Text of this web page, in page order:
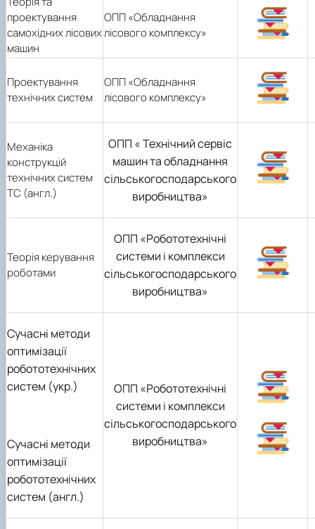
проектування
самохідних лісових
машин
ОПП «Обладнання
лісового комплексу»
Проектування
технічних систем
ОПП «Обладнання
лісового комплексу»
Механіка
конструкцій
технічних систем
ТС (англ.)
ОПП « Технічний сервіс
машин та обладнання
сільськогосподарського
виробництва»
Теорія керування
роботами
ОПП «Робототехнічні
системи і комплекси
сільськогосподарського
виробництва»
Сучасні методи
оптимізації
робототехнічних
систем (укр.)
Сучасні методи
оптимізації
робототехнічних
систем (англ.)
ОПП «Робототехнічні
системи і комплекси
сільськогосподарського
виробництва»